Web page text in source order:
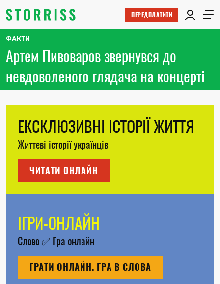
ПЕРЕДПЛАТИТИ
ФАКТИ
Артем Пивоваров звернувся до
невдоволеного глядача на концерті
ЕКСКЛЮЗИВНІ ІСТОРІЇ ЖИТТЯ
Життєві історії українців
ЧИТАТИ ОНЛАЙН
ІГРИ-ОНЛАЙН
Слово✅ Гра онлайн
ГРАТИ ОНЛАЙН. ГРА В СЛОВА